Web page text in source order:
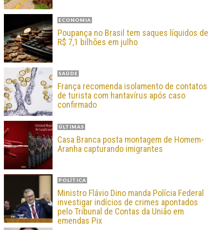
ECONOMIA
Poupança no Brasil tem saques líquidos de
R$ 7,1 bilhões em julho
SAÚDE
França recomenda isolamento de contatos
de turista com hantavírus após caso
confirmado
ÚLTIMAS
Casa Branca posta montagem de Homem-
Aranha capturando imigrantes
POLÍTICA
Ministro Flávio Dino manda Polícia Federal
investigar indícios de crimes apontados
pelo Tribunal de Contas da União em
emendas Pix